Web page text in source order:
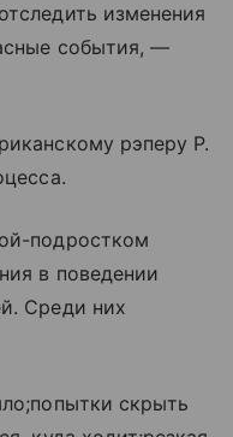
изменения
события, —
рэперу P.
подростком
в поведении
Среди них
скрыть